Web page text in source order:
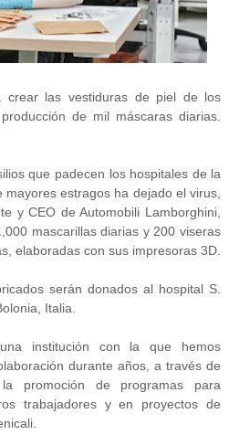
crear las vestiduras de piel de los
de mil máscaras diarias.
que padecen los hospitales de la
estragos ha dejado el virus,
y CEO de Automobili Lamborghini,
mascarillas diarias y 200 viseras
elaboradas con sus impresoras 3D.
serán donados al hospital S.
Italia.
institución con la que hemos
durante años, a través de
promoción de programas para
trabajadores y en proyectos de